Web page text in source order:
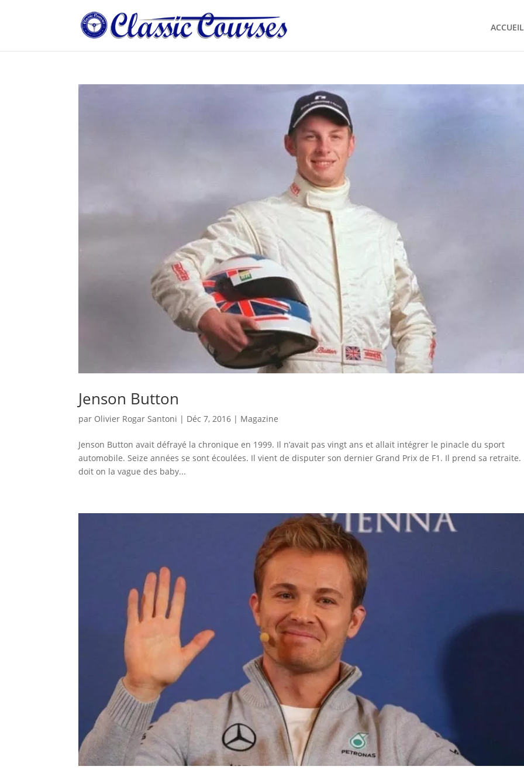
ACCUEIL
Jenson Button
par Olivier Rogar Santoni | Déc 7, 2016 | Magazine
Jenson Button avait défrayé la chronique en 1999. Il n’avait pas vingt ans et allait intégrer le pinacle du sport
automobile. Seize années se sont écoulées. Il vient de disputer son dernier Grand Prix de F1. Il prend sa retraite.
doit on la vague des baby...